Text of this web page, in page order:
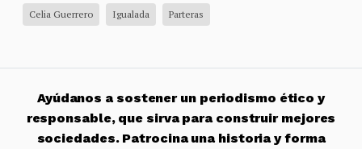
Celia Guerrero Igualada Parteras
Ayúdanos a sostener un periodismo ético y
responsable, que sirva para construir mejores
sociedades. Patrocina una historia y forma